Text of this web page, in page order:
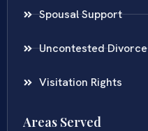
Spousal Support
Uncontested Divorce
Visitation Rights
Areas Served